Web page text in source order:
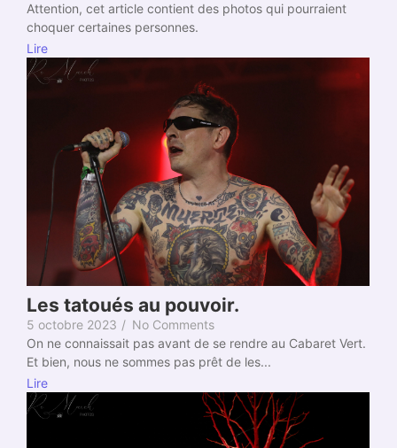
Attention, cet article contient des photos qui pourraient
choquer certaines personnes.
Lire
Les tatoués au pouvoir.
5 octobre 2023 / No Comments
On ne connaissait pas avant de se rendre au Cabaret Vert.
Et bien, nous ne sommes pas prêt de les...
Lire